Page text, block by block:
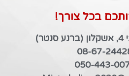
בכל צורך!
08-67-
050-443-